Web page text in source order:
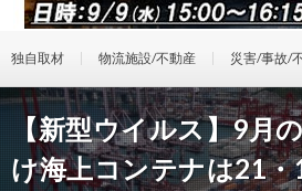
独自取材 物流施設/不動産 災害/事故/
【新型ウイルス】9月
け海上コンテナは21・